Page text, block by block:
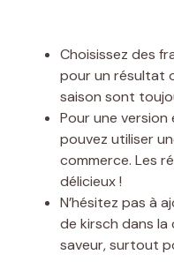
Choisissez des
pour un résultat
saison sont
Pour une version
pouvez utiliser
commerce. Les
délicieux !
N’hésitez pas à
de kirsch dans
saveur, surtout